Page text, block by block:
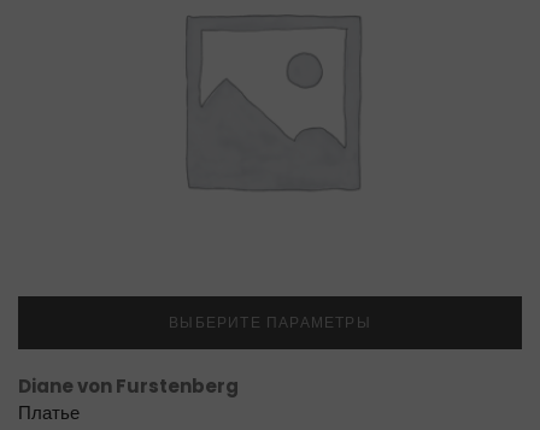
ВЫБЕРИТЕ ПАРАМЕТРЫ
Diane von Furstenberg
Платье